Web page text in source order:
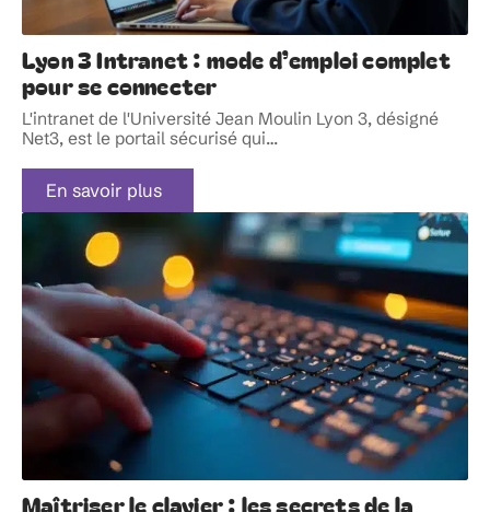
Lyon 3 Intranet : mode d’emploi complet
pour se connecter
L'intranet de l'Université Jean Moulin Lyon 3, désigné
Net3, est le portail sécurisé qui…
En savoir plus
Maîtriser le clavier : les secrets de la